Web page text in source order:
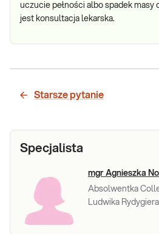
uczucie pełności albo spadek masy
jest konsultacja lekarska.
Starsze pytanie
Specjalista
mgr Agnieszka
Absolwentka
Ludwika